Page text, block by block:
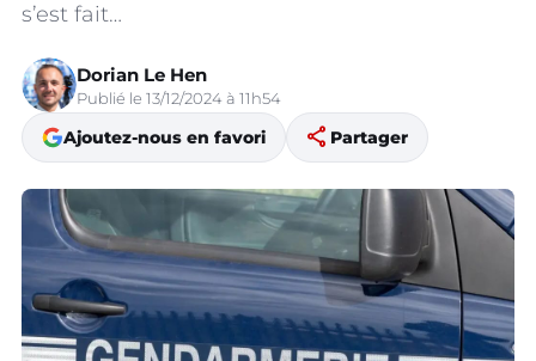
s’est fait…
Dorian Le Hen
Publié le 13/12/2024 à 11h54
Ajoutez-nous en favori share Partager